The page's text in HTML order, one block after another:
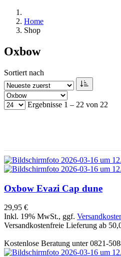
Home
Shop
Oxbow
Sortiert nach
Ergebnisse 1 – 22 von 22
Oxbow Evazi Cap dune
29,95 €
Inkl. 19% MwSt., ggf.
Versandkostenfreie Lieferung ab
Kostenlose Beratung unter 0821-